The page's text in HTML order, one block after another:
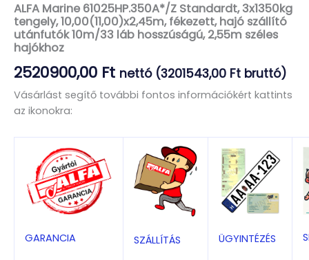
ALFA Marine 61025HP.350A*/Z Standardt, 3x1350kg
tengely, 10,00(11,00)x2,45m, fékezett, hajó szállító
utánfutók 10m/33 láb hosszúságú, 2,55m széles
hajókhoz
2520900,00 Ft nettó (3201543,00 Ft bruttó)
Vásárlást segítő további fontos információkért kattints
az ikonokra:
GARANCIA SZÁLLÍTÁS ÜGYINTÉZÉS